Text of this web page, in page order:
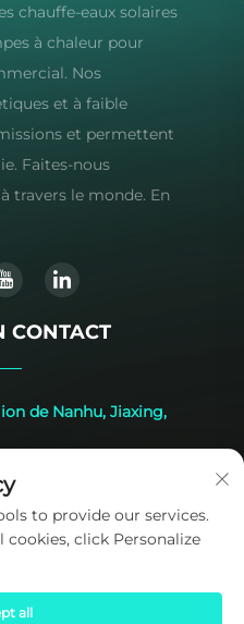
chauffe-eaux solaires
à chaleur pour
Nos
et à faible
et permettent
Faites-nous
travers le monde. En
CONTACT
de Nanhu, Jiaxing,
83224422
protected]
to provide our services.
click Personalize
all